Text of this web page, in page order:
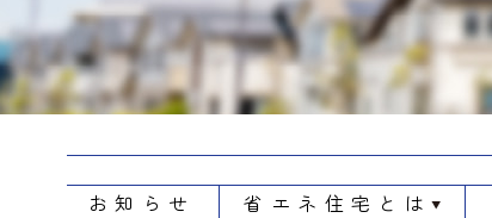
お知らせ 省エネ住宅とは